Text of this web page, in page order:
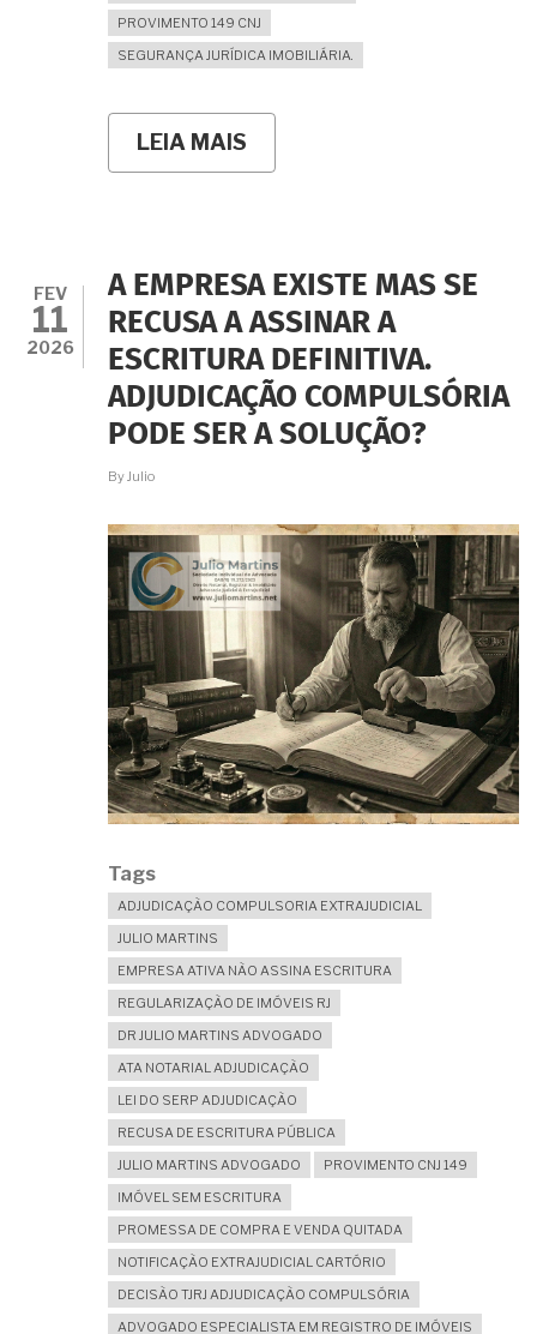
PROVIMENTO 149 CNJ
SEGURANÇA JURÍDICA IMOBILIÁRIA.
LEIA MAIS
COMO
CASAS
JUNTO
AO
RGI?
REGRAS
EXTRAJUDICIAIS
DO
RIO
DE
FEV
11
2026
A EMPRESA EXISTE MAS SE
RECUSA A ASSINAR A
ESCRITURA DEFINITIVA.
ADJUDICAÇÃO COMPULSÓRIA
PODE SER A SOLUÇÃO?
By Julio
Tags
ADJUDICAÇÃO COMPULSORIA EXTRAJUDICIAL
JULIO MARTINS
EMPRESA ATIVA NÃO ASSINA ESCRITURA
REGULARIZAÇÃO DE IMÓVEIS RJ
DR JULIO MARTINS ADVOGADO
ATA NOTARIAL ADJUDICAÇÃO
LEI DO SERP ADJUDICAÇÃO
RECUSA DE ESCRITURA PÚBLICA
JULIO MARTINS ADVOGADO
PROVIMENTO CNJ 149
IMÓVEL SEM ESCRITURA
PROMESSA DE COMPRA E VENDA QUITADA
NOTIFICAÇÃO EXTRAJUDICIAL CARTÓRIO
DECISÃO TJRJ ADJUDICAÇÃO COMPULSÓRIA
ADVOGADO ESPECIALISTA EM REGISTRO DE IMÓVEIS